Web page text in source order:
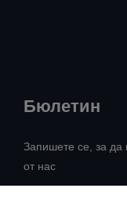
Бюлетин
Запишете се, за да
от нас